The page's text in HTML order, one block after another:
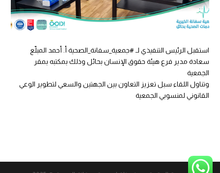
استقبل الرئيس التنفيذي لـ #جمعية_سفانة_الصحيةأ. أحمد المبلّع
سعادة مدير فرع هيئة حقوق الإنسان بحائل وذلك بمكتبه بمقر
الجمعية
وتناول اللقاء سبل تعزيز التعاون بين الجهتين والسعي لتطوير الوعي
القانوني لمنسوبي الجمعية